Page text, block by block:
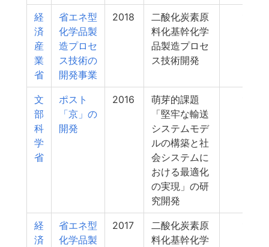
経
済
産
業
省
省エネ型
化学品製
造プロセ
ス技術の
開発事業
2018
二酸化炭素原
料化基幹化学
品製造プロセ
ス技術開発
文
部
科
学
省
ポスト
「京」の
開発
2016
萌芽的課題
「堅牢な輸送
システムモデ
ルの構築と社
会システムに
おける最適化
の実現」の研
究開発
経
済
省エネ型
化学品製
2017
二酸化炭素原
料化基幹化学